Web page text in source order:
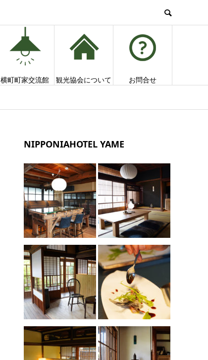
横町町家交流館 観光協会について お問合せ
NIPPONIAHOTEL YAME